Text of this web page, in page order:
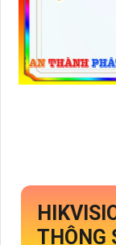
THÔNG